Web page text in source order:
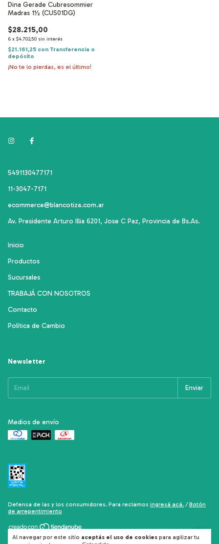
Al navegar por este sitio aceptás el uso de cookies para agilizar tu
Dina Gerade Cubresommier
Madras 1½ (CUS01DG)
$28.215,00
6 x $4.702,50 sin interés
$21.161,25 con Transferencia o
depósito
¡No te lo pierdas, es el último!
5491130477171
11-3047-7171
ecommerce@blancotiza.com.ar
Av. Presidente Arturo Illia 6201, Jose C Paz, Provincia de Bs.As.
Inicio
Productos
Sucursales
TRABAJÁ CON NOSOTROS
Contacto
Política de Cambio
Newsletter
Medios de envío
Defensa de las y los consumidores. Para reclamos ingresá acá. / Botón
de arrepentimiento
Copyright Blanco Tiza - 2026. Todos los derechos reservados.